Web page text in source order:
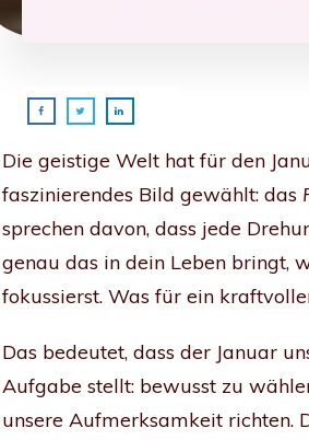
Die geistige Welt hat für den
faszinierendes Bild gewählt: das
sprechen davon, dass jede
genau das in dein Leben bringt,
fokussierst. Was für ein
Das bedeutet, dass der Januar
Aufgabe stellt: bewusst zu
unsere Aufmerksamkeit richten.